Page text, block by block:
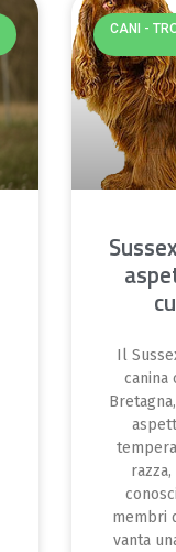
CANI -
Il
canina
membri
vanta